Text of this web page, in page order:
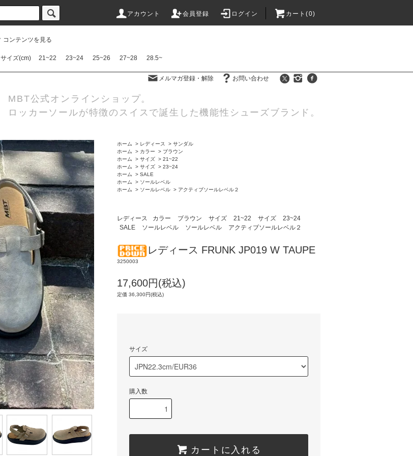
アカウント 会員登録 ログイン カート(0)
コンテンツを見る
サイズ(cm) 21~22 23~24 25~26 27~28 28.5~
メルマガ登録・解除 お問い合わせ
MBT公式オンラインショップ。
ロッカーソールが特徴のスイスで誕生した機能性シューズブランド。
ホーム > レディース > サンダル
ホーム
> カラー > ブラウン
ホーム
> サイズ > 21~22
ホーム
> サイズ > 23~24
ホーム
> SALE
ホーム
> ソールレベル
ホーム
> ソールレベル > アクティブソールレベル２
レディース カラー ブラウン サイズ 21~22 サイズ
23~24
SALE
ソールレベル ソールレベル アクティブソールレベル２
レディース FRUNK JP019 W TAUPE
3250003
17,600円(税込)
定価 36,300円(税込)
サイズ
購入数
カートに入れる